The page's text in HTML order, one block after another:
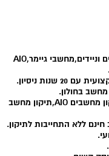
חנות מחשבים בחולון,מכירת מחשבים נייחים וניידים,מחשבי גיימר,AIO
ניסיון.
בחולון.
תיקון מחשבים ניידים,תיקון מחשב נייח, תיקון מחשבים AIO,תיקון מחשב
ללא התחייבות לתיקון.